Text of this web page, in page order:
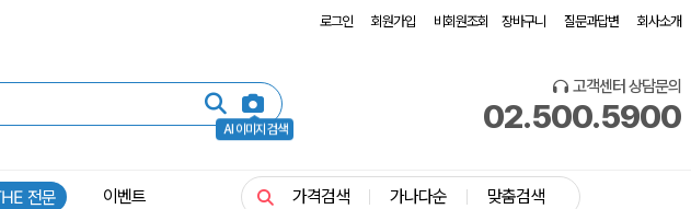
로그인 회원가입 비회원조회 장바구니 질문과답변 회사소개
AI 이미지 검색
고객센터 상담문의
02.500.5900
전문 이벤트 가격검색 가나다순 맞춤검색